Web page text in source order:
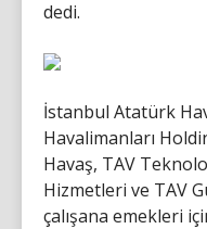
dedi.
İstanbul Atatürk
Havalimanları
Havaş, TAV
Hizmetleri ve TAV
çalışana emekleri